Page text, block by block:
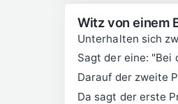
Witz von einem
Unterhalten sich
Sagt der eine: "Bei
Darauf der zweite
Da sagt der erste